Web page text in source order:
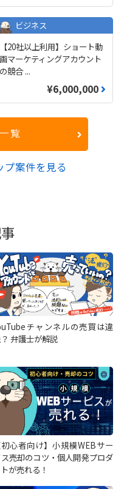
ビジネス
【20社以上利用】ショート動
画マーケティングアカウント
の競合...
¥6,000,000
覧
プ案件を見る
チャンネルの売買は違
弁護士が解説
初心者向け】小規模WEBサー
売却のコツ・個人開発プロダ
が売れる！